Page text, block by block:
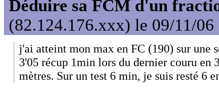
Déduire sa FCM d'un
(82.124.176.xxx) le 09/11/06
j'ai atteint mon max en FC (190) sur une
3'05 récup 1min lors du dernier couru en
mètres. Sur un test 6 min, je suis resté 6